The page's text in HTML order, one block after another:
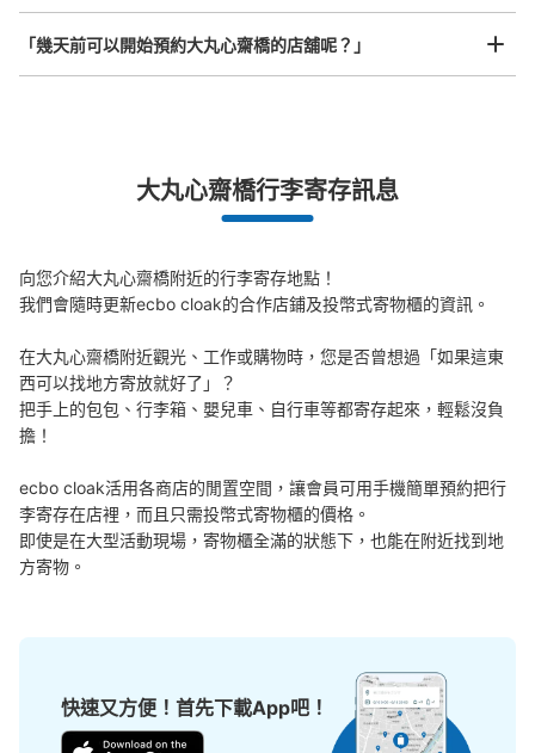
从大阪メトロ御堂筋線心斎橋駅站步行2分钟。
小的:16/ ¥100
付款方式
現金
大阪メトロ御堂筋線心斎橋駅北改札外コイ
北改札口正面・北10出口階段付近 小さい収納のみ 現金の
み
發生行李破損、被偷等狀況時安心有保障
「幾天前可以開始預約大丸心齋橋的店舖呢？」
大丸心齋橋行李寄存訊息
向您介紹大丸心齋橋附近的行李寄存地點！
我們會隨時更新ecbo cloak的合作店鋪及投幣式寄物櫃的資訊。
在大丸心齋橋附近觀光、工作或購物時，您是否曾想過「如果這東
西可以找地方寄放就好了」？
把手上的包包、行李箱、嬰兒車、自行車等都寄存起來，輕鬆沒負
擔！
ecbo cloak活用各商店的閒置空間，讓會員可用手機簡單預約把行
李寄存在店裡，而且只需投幣式寄物櫃的價格。
即使是在大型活動現場，寄物櫃全滿的狀態下，也能在附近找到地
方寄物。
快速又方便！首先下載App吧！